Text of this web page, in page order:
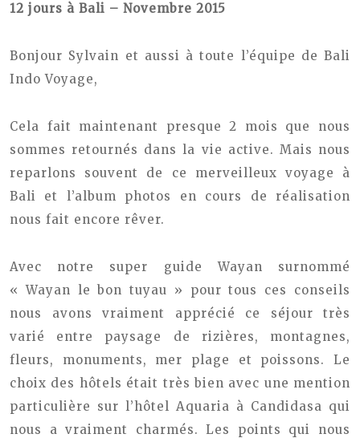
12 jours à Bali – Novembre 2015
Bonjour Sylvain et aussi à toute l’équipe de Bali
Indo Voyage,
Cela fait maintenant presque 2 mois que nous
sommes retournés dans la vie active. Mais nous
reparlons souvent de ce merveilleux voyage à
Bali et l’album photos en cours de réalisation
nous fait encore rêver.
Avec notre super guide Wayan surnommé
« Wayan le bon tuyau » pour tous ces conseils
nous avons vraiment apprécié ce séjour très
varié entre paysage de rizières, montagnes,
fleurs, monuments, mer plage et poissons. Le
choix des hôtels était très bien avec une mention
particulière sur l’hôtel Aquaria à Candidasa qui
nous a vraiment charmés. Les points qui nous